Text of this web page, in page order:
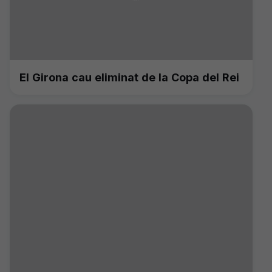
El Girona cau eliminat de la Copa del Rei